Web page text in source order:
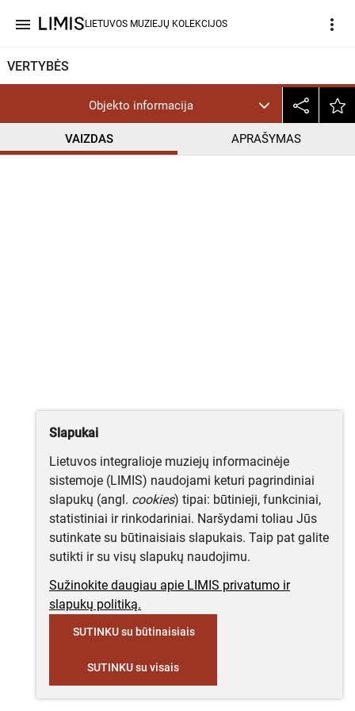
menu LIETUVOS MUZIEJŲ KOLEKCIJOS more_vert
VERTYBĖS
Objekto informacija
VAIZDAS APRAŠYMAS
InC help_outline
Slapukai
Lietuvos integralioje muziejų informacinėje
sistemoje (LIMIS) naudojami keturi pagrindiniai
slapukų (angl. cookies) tipai: būtinieji, funkciniai,
statistiniai ir rinkodariniai. Naršydami toliau Jūs
sutinkate su būtinaisiais slapukais. Taip pat galite
sutikti ir su visų slapukų naudojimu.
Sužinokite daugiau apie LIMIS privatumo ir
slapukų politiką.
SUTINKU su būtinaisiais
SUTINKU su visais